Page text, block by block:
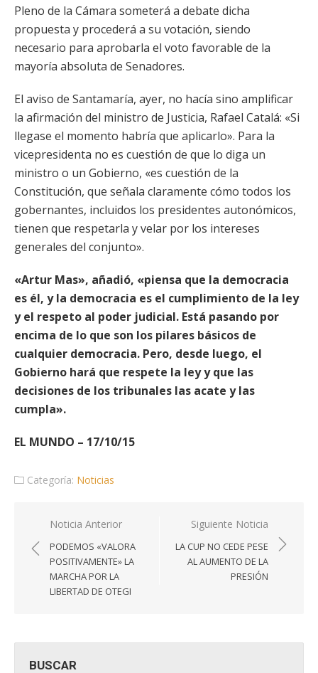
Pleno de la Cámara someterá a debate dicha
propuesta y procederá a su votación, siendo
necesario para aprobarla el voto favorable de la
mayoría absoluta de Senadores.
El aviso de Santamaría, ayer, no hacía sino amplificar
la afirmación del ministro de Justicia, Rafael Catalá: «Si
llegase el momento habría que aplicarlo». Para la
vicepresidenta no es cuestión de que lo diga un
ministro o un Gobierno, «es cuestión de la
Constitución, que señala claramente cómo todos los
gobernantes, incluidos los presidentes autonómicos,
tienen que respetarla y velar por los intereses
generales del conjunto».
«Artur Mas», añadió, «piensa que la democracia
es él, y la democracia es el cumplimiento de la ley
y el respeto al poder judicial. Está pasando por
encima de lo que son los pilares básicos de
cualquier democracia. Pero, desde luego, el
Gobierno hará que respete la ley y que las
decisiones de los tribunales las acate y las
cumpla».
EL MUNDO – 17/10/15
Categoría: Noticias
Navegación
de
entradas
Noticia Anterior
PODEMOS «VALORA
POSITIVAMENTE» LA
MARCHA POR LA
LIBERTAD DE OTEGI
Siguiente Noticia
LA CUP NO CEDE PESE
AL AUMENTO DE LA
PRESIÓN
BUSCAR